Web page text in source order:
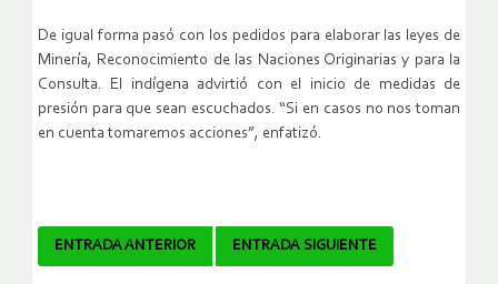
De igual forma pasó con los pedidos para elaborar las leyes de
Minería, Reconocimiento de las Naciones Originarias y para la
Consulta. El indígena advirtió con el inicio de medidas de
presión para que sean escuchados. “Si en casos no nos toman
en cuenta tomaremos acciones”, enfatizó.
Navegador
ENTRADA ANTERIOR ENTRADA SIGUIENTE